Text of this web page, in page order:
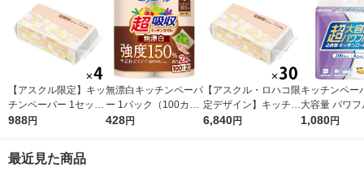
【アスクル限定】キッ
チンペーパー 1セット
（200組×4）スコッテ
タオル 日本製紙クレ
988円
無漂白キッチンペーパ
ー 1パック（100カッ
ト×2ロール）超吸収
428円
【アスクル・ロハコ限
定デザイン】キッチン
ペーパー スコッティ
6,840円
キッチンペー
大容量 パワ
巻 キッチン
1,080円
最近見た商品